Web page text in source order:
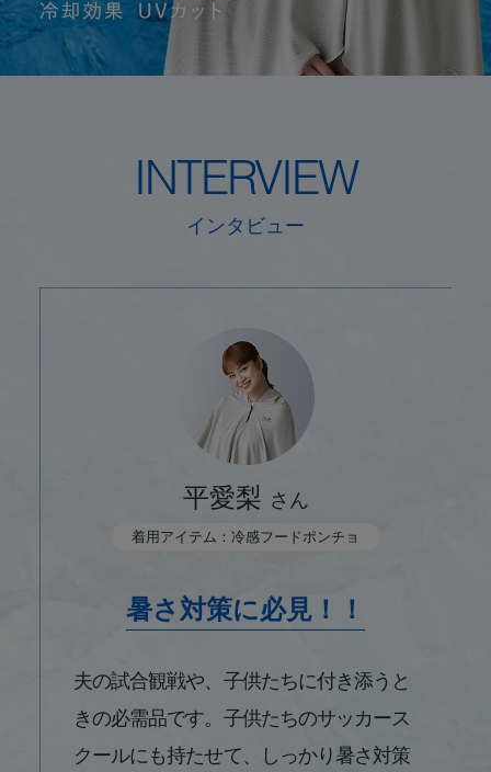
INTERVIEW
インタビュー
長友佑都選手
着用アイテム：冷感タオル
「うお！」と声が出まし
た。
初めて使ったときに、想像以上の冷たさ
で驚きました。暑さで体力を奪われる夏
平愛梨 さん
着用アイテム：冷感フードポンチョ
暑さ対策に必見！！
夫の試合観戦や、子供たちに付き添うと
きの必需品です。子供たちのサッカース
クールにも持たせて、しっかり暑さ対策